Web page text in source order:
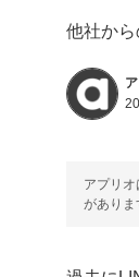
他社か
アプリオ
がありま